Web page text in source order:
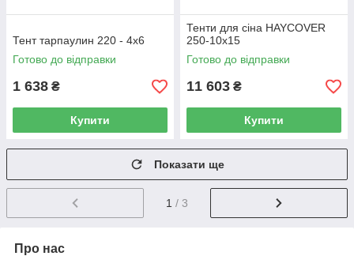
Тент тарпаулин 220 - 4х6
Готово до відправки
1 638 ₴
Купити
Тенти для сіна HAYCOVER
250-10х15
Готово до відправки
11 603 ₴
Купити
Показати ще
1 / 3
Про нас